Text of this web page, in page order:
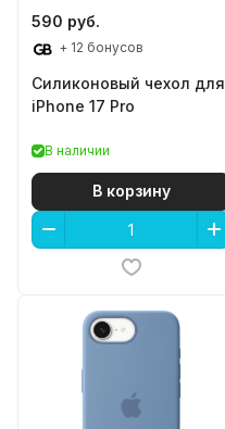
590 руб.
+ 12 бонусов
Силиконовый чехол для
iPhone 17 Pro
В наличии
В корзину